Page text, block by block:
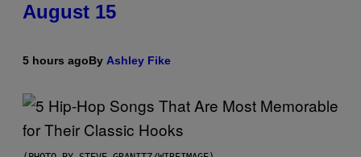
August 15
5 hours agoBy Ashley Fike